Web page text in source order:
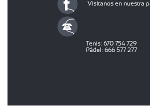
Visítanos en nuestra
Tenis: 670 754 729
Pádel: 666 577 277